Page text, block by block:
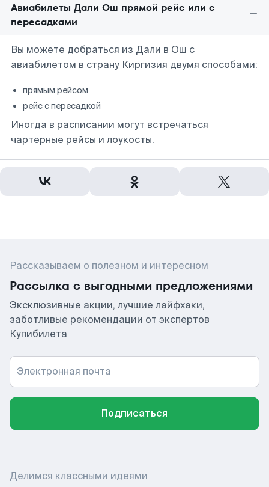
Авиабилеты Дали Ош прямой рейс или с
пересадками
Вы можете добраться из Дали в Ош с
авиабилетом в страну Киргизия двумя способами:
прямым рейсом
рейс с пересадкой
Иногда в расписании могут встречаться
чартерные рейсы и лоукосты.
Рассказываем о полезном и интересном
Рассылка с выгодными предложениями
Эксклюзивные акции, лучшие лайфхаки,
заботливые рекомендации от экспертов
Купибилета
Электронная почта
Подписаться
Делимся классными идеями